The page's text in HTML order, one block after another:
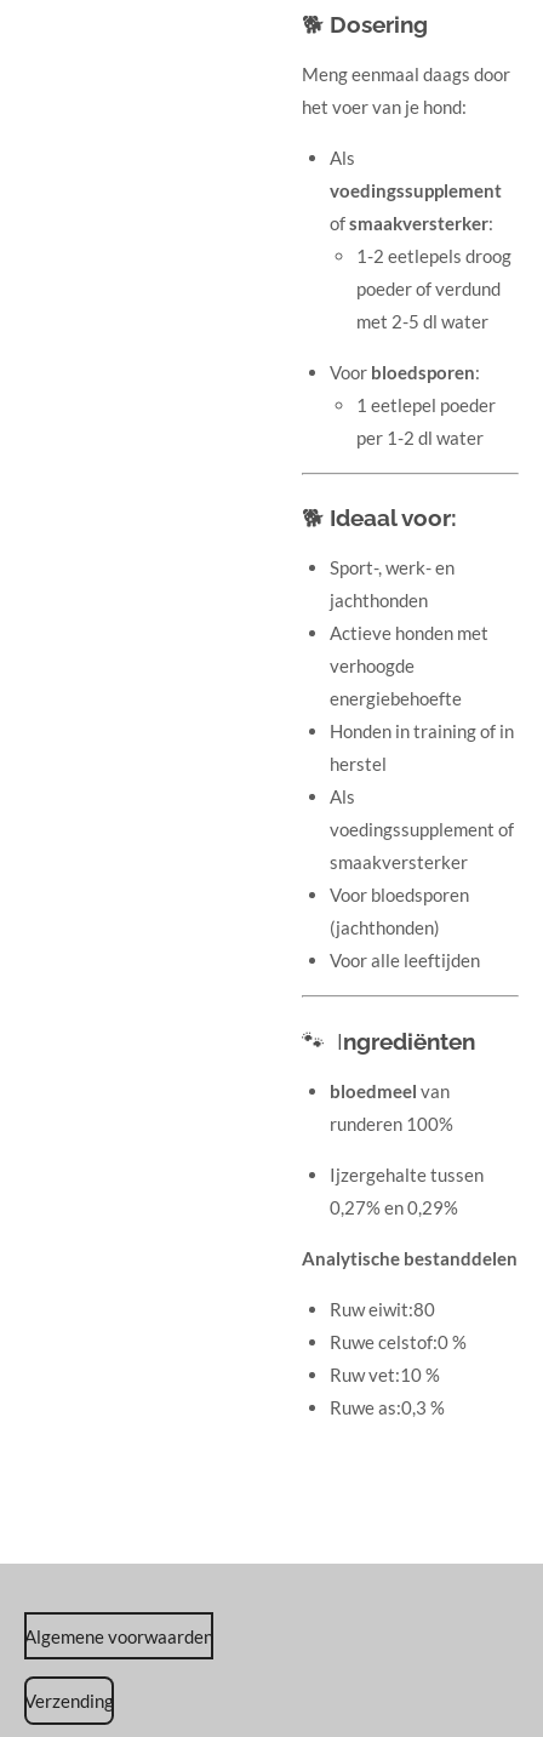
🐕 Dosering
Meng eenmaal daags door
het voer van je hond:
Als
voedingssupplement
ofsmaakversterker:
1-2 eetlepels droog
poeder of verdund
met 2-5 dl water
Voor bloedsporen:
1 eetlepel poeder
per 1-2 dl water
🐕 Ideaal voor:
Sport-, werk- en
jachthonden
Actieve honden met
verhoogde
energiebehoefte
Honden in training of in
herstel
Als
voedingssupplement of
smaakversterker
Voor bloedsporen
(jachthonden)
Voor alle leeftijden
🐾 Ingrediënten
bloedmeel van
runderen 100%
Ijzergehalte tussen
0,27% en 0,29%
Analytische bestanddelen
Ruw eiwit:80
Ruwe celstof:0 %
Ruw vet:10 %
Ruwe as:0,3 %
Algemene voorwaarden
Verzending